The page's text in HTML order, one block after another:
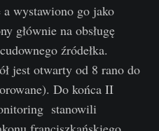
wystawiono go jako
głównie na obsługę
źródełka.
jest otwarty od 8 rano do
Do końca II
stanowili